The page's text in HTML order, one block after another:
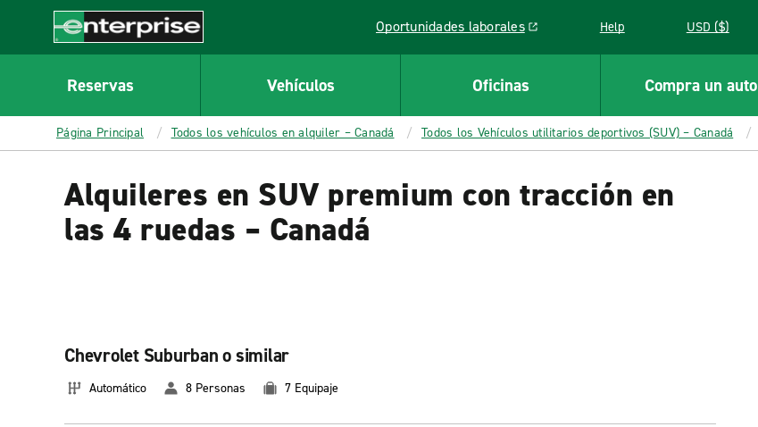
CONTENT
Enterprise
Oportunidades laborales
Link opens in a new window Help USD ($)
Reservas Vehículos Oficinas Compra un auto
Página Principal Todos los vehículos en alquiler – Canadá Todos los Vehículos utilitarios deportivos (SUV) – Canadá
Alquileres en SUV premium con tracción en
las 4 ruedas – Canadá
Chevrolet Suburban o similar
Automático 8 Personas 7 Equipaje